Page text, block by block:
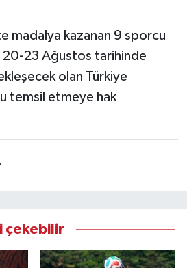
madalya kazanan 9 sporcu
20-23 Ağustos tarihinde
olan Türkiye
temsil etmeye hak
çekebilir